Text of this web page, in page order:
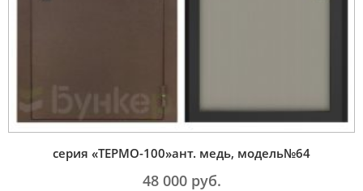
серия «ТЕРМО-100»ант. медь, модель№64
48 000руб.